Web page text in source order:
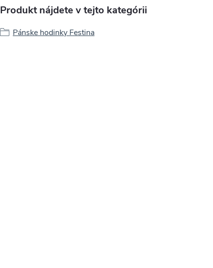
Produkt nájdete v tejto kategórii
Pánske hodinky Festina